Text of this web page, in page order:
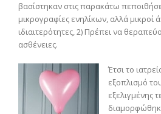
βασίστηκαν στις παρακάτω
μικρογραφίες ενηλίκων, αλλά μικροί
ιδιαιτερότητες, 2) Πρέπει να
ασθένειες.
Έτσι το
εξοπλισμό
εξελιγμένης